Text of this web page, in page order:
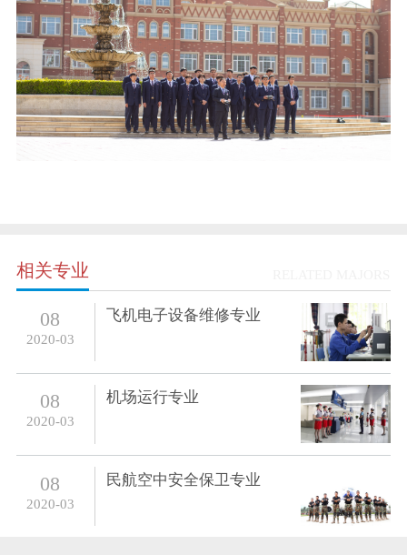
相关专业
08
2020-03
飞机电子设备维修专业
08
2020-03
机场运行专业
08
2020-03
民航空中安全保卫专业